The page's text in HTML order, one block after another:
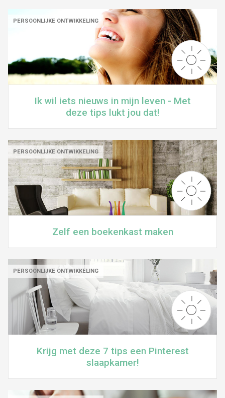
PERSOONLIJKE ONTWIKKELING
Ik wil iets nieuws in mijn leven - Met
deze tips lukt jou dat!
PERSOONLIJKE ONTWIKKELING
Zelf een boekenkast maken
PERSOONLIJKE ONTWIKKELING
Krijg met deze 7 tips een Pinterest
slaapkamer!